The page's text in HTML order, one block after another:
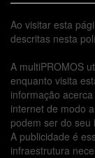
Ao visitar esta
descritas nesta
A multiPROMOS
enquanto visita
informação
internet de modo
podem ser do seu
A publicidade é
infraestrutura